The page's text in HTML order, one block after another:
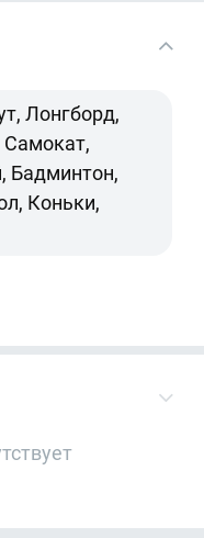
Лонгборд,
Самокат,
Бадминтон,
Коньки,